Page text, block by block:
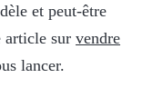
et peut-être
article sur vendre
lancer.